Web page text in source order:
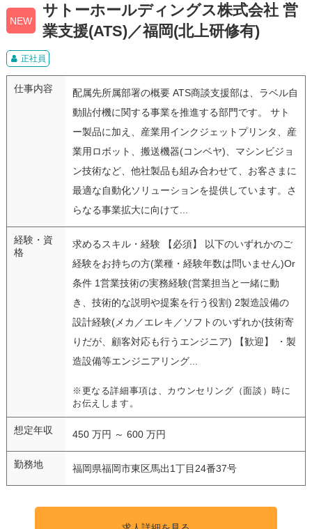
NEW
サトーホールディングス株式会社 営
業支援(ATS)／福岡(北上研修有)
正社員
仕事内容
配属先所属部署の概要 ATS商談支援部は、ラベル自
動貼付機に関する事業を推進する部門です。 サト
ー製品に加え、産業用インクジェットプリンタ、産
業用ロボット、搬送機器(コンベヤ)、マシンビジョ
ン技術など、他社製品も組み合わせて、お客さまに
最適な自動化ソリューションを提供しています。さ
らなる事業拡大に向けて...
経験・資
格
求めるスキル・経験 【必須】 以下のいずれかのご
経験をお持ちの方(業種・経験年数は問いません)Or
条件 1営業技術の実務経験(営業担当と一緒に動
き、技術的な説明や提案を行う役割) 2製造設備の
設計経験(メカ／エレキ／ソフトのいずれか(技術寄
りだが、顧客対応も行うエンジニア) 【歓迎】 ・製
造設備等エンジニアリング...
※更なる詳細事項は、カウンセリング（面談）時に
お伝えします。
想定年収 450 万円 ～ 600 万円
勤務地 福岡県福岡市東区馬出1丁目24番37号